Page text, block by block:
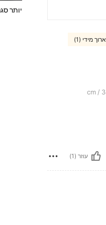
ארוך מידי (1)
עוזר (1)
יותר